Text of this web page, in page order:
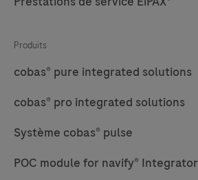
Roche Digital Pathology Dx.
Digital
Dx
is
for
in
vitro
diagnostic
Produits
cobas® pure integrated solutions
cobas® pro integrated solutions
Système cobas® pulse
POC module for navify® Integrator